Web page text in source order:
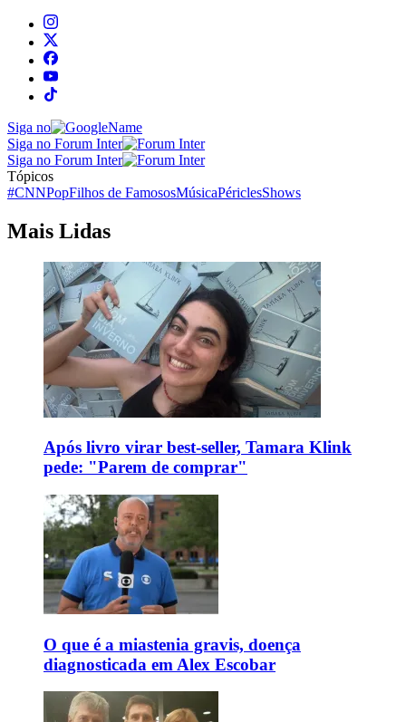
Siga no
Siga no Forum Inter
Siga no Forum Inter
Tópicos
#CNNPopFilhos de FamososMúsicaPériclesShows
Mais Lidas
Após livro virar best-seller, Tamara Klink
pede: "Parem de comprar"
O que é a miastenia gravis, doença
diagnosticada em Alex Escobar